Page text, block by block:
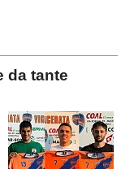
da tante